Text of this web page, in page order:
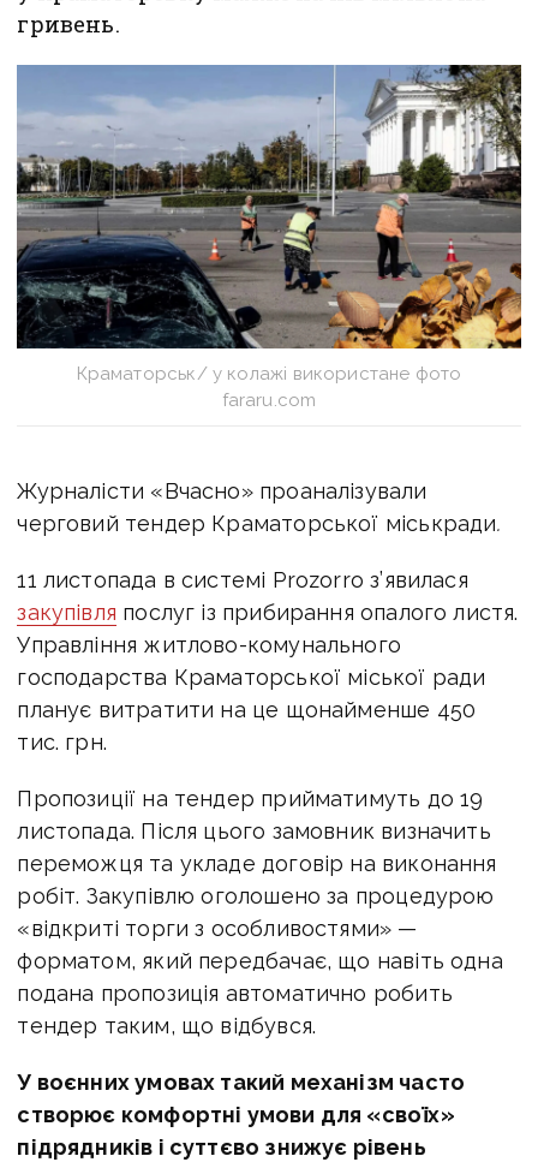
гривень.
Краматорськ/ у колажі використане фото
fararu.com
Журналісти «Вчасно» проаналізували
черговий тендер Краматорської міськради.
11 листопада в системі Prozorro з’явилася
закупівля послуг із прибирання опалого листя.
Управління житлово-комунального
господарства Краматорської міської ради
планує витратити на це щонайменше 450
тис. грн.
Пропозиції на тендер прийматимуть до 19
листопада. Після цього замовник визначить
переможця та укладе договір на виконання
робіт. Закупівлю оголошено за процедурою
«відкриті торги з особливостями» —
форматом, який передбачає, що навіть одна
подана пропозиція автоматично робить
тендер таким, що відбувся.
У воєнних умовах такий механізм часто
створює комфортні умови для «своїх»
підрядників і суттєво знижує рівень